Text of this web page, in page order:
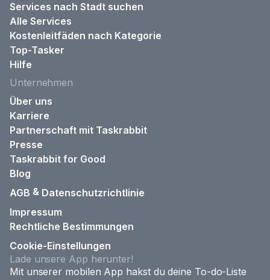
Services nach Stadt suchen
Alle Services
Kostenleitfäden nach Kategorie
Top-Tasker
Hilfe
Unternehmen
Über uns
Karriere
Partnerschaft mit Taskrabbit
Presse
Taskrabbit for Good
Blog
AGB & Datenschutzrichtlinie
Impressum
Rechtliche Bestimmungen
Cookie-Einstellungen
Lade unsere App herunter!
Mit unserer mobilen App hakst du deine To-do-Liste